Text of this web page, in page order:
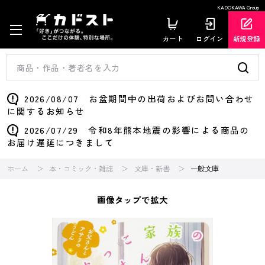
KADOKAWA Group
カート ログイン 新規登録
2026/08/07 お盆期間中の出荷およびお問い合わせ
に関するお知らせ
2026/07/29 令和8年熊本地震の影響による商品の
お届け遅延につきまして
ホーム 本・コミック・雑誌 文庫・新書 一般文庫
画像タップで拡大